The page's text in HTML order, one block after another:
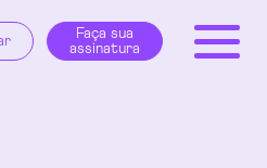
Grupo Sabin
de
Parceiros
Sobre
Contato
Faça sua
assinatura
Faça sua